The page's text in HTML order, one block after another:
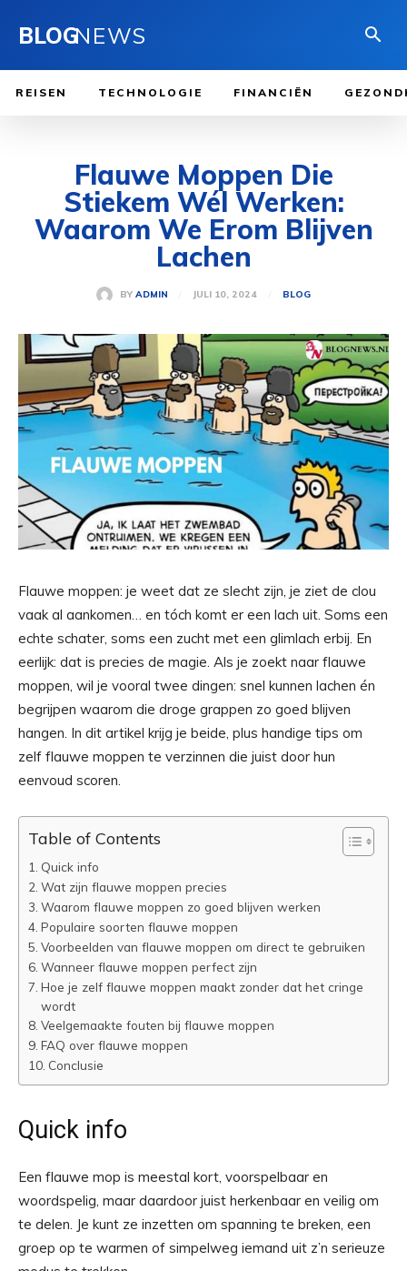
BLOGNEWS
REISEN TECHNOLOGIE FINANCIËN
Flauwe Moppen Die
Stiekem Wél Werken:
Waarom We Erom Blijven
Lachen
BY ADMIN JULI 10, 2024 BLOG
Flauwe moppen: je weet dat ze slecht zijn, je ziet de clou
vaak al aankomen… en tóch komt er een lach uit. Soms een
echte schater, soms een zucht met een glimlach erbij. En
eerlijk: dat is precies de magie. Als je zoekt naar flauwe
moppen, wil je vooral twee dingen: snel kunnen lachen én
begrijpen waarom die droge grappen zo goed blijven
hangen. In dit artikel krijg je beide, plus handige tips om
zelf flauwe moppen te verzinnen die juist door hun
eenvoud scoren.
Table of Contents
Quick info
Wat zijn flauwe moppen precies
Waarom flauwe moppen zo goed blijven werken
Populaire soorten flauwe moppen
Voorbeelden van flauwe moppen om direct te gebruiken
Wanneer flauwe moppen perfect zijn
Hoe je zelf flauwe moppen maakt zonder dat het cringe
wordt
Veelgemaakte fouten bij flauwe moppen
FAQ over flauwe moppen
Conclusie
Quick info
Een flauwe mop is meestal kort, voorspelbaar en
woordspelig, maar daardoor juist herkenbaar en veilig om
te delen. Je kunt ze inzetten om spanning te breken, een
groep op te warmen of simpelweg iemand uit z’n serieuze